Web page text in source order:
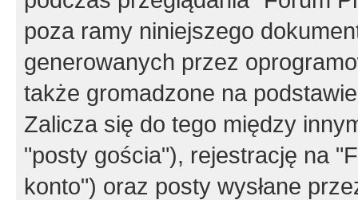
poza ramy niniejszego
generowanych przez
także gromadzone na
Zalicza się do tego między
"posty gościa"), rejestrację na
konto") oraz posty wysłane